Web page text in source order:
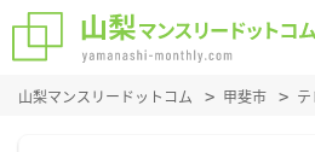
山梨マンスリードットコム 甲斐市